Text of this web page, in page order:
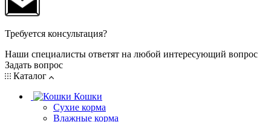
Требуется консультация?
Наши специалисты ответят на любой интересующий вопрос
Задать вопрос
Каталог
Кошки
Сухие корма
Влажные корма